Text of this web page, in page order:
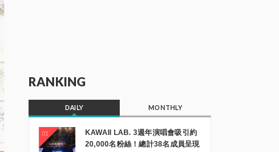
RANKING
DAILY MONTHLY
01
KAWAII LAB. 3週年演唱會吸引約
20,000名粉絲！總計38名成員呈現